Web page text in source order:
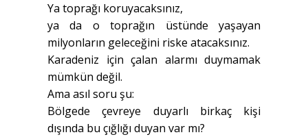
Ya toprağı koruyacaksınız,
ya da o toprağın üstünde yaşayan
milyonların geleceğini riske atacaksınız.
Karadeniz için çalan alarmı duymamak
mümkün değil.
Ama asıl soru şu:
Bölgede çevreye duyarlı birkaç kişi
dışında bu çığlığı duyan var mı?